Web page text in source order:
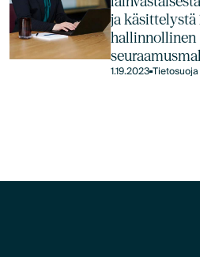
ja
hallinnollinen
1.19.2023Tietosuoja